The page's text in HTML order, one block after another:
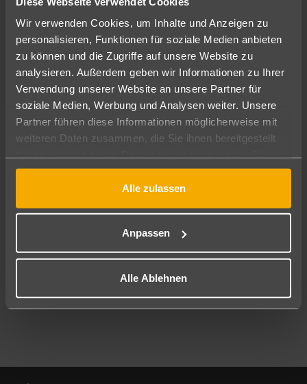
Wir verwenden Cookies, um Inhalte und Anzeigen zu
personalisieren, Funktionen für soziale Medien anbieten
zu können und die Zugriffe auf unsere Website zu
analysieren. Außerdem geben wir Informationen zu Ihrer
Verwendung unserer Website an unsere Partner für
soziale Medien, Werbung und Analysen weiter. Unsere
Partner führen diese Informationen möglicherweise mit
weiteren Daten zusammen, die Sie ihnen bereitgestellt
gesammelt haben.
Alle zulassen
Anpassen
Alle Ablehnen
Ändere die Kriterien nach deinen Wünschen
Pauschal Nur Hotel
Abflughafen
Alle Abflughäfen
08.08.26–06.08.27 7-21 Nächte
Mehr Filter anzeigen